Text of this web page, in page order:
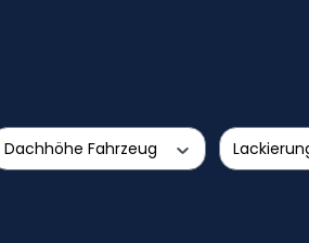
Dachhöhe Fahrzeug